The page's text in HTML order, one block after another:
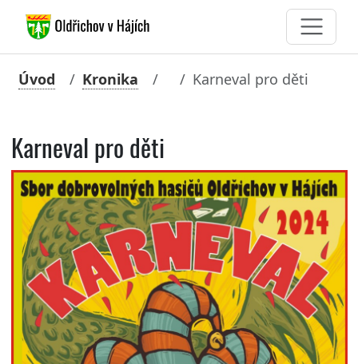
Úvod Kronika Karneval pro děti
Karneval pro děti